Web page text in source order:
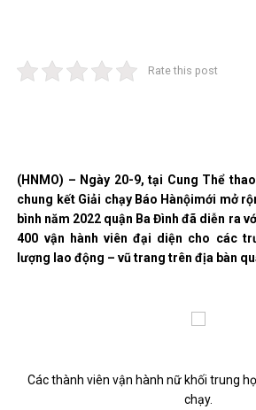
Rate this post
(HNMO) – Ngày 20-9, tại Cung Thể
chung kết Giải chạy Báo Hànộimới mở
bình năm 2022 quận Ba Đình đã diễn ra
400 vận hành viên đại diện cho các
lượng lao động – vũ trang trên địa bàn
Các thành viên vận hành nữ khối trung
chạy.